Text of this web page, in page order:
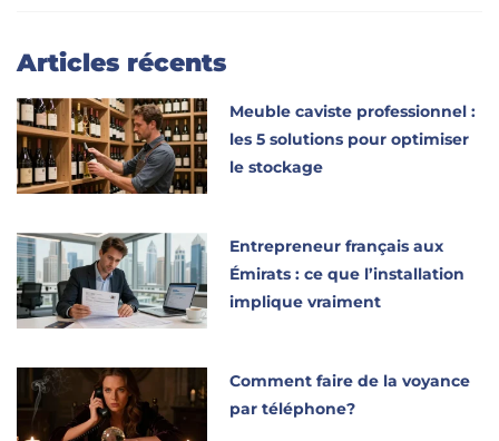
Articles récents
Meuble caviste professionnel :
les 5 solutions pour optimiser
le stockage
Entrepreneur français aux
Émirats : ce que l’installation
implique vraiment
Comment faire de la voyance
par téléphone?